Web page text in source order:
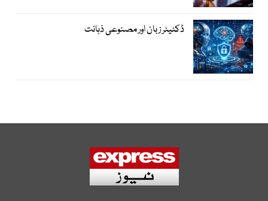
ڈکٹیٹر زبان اور مصنوعی ذہانت